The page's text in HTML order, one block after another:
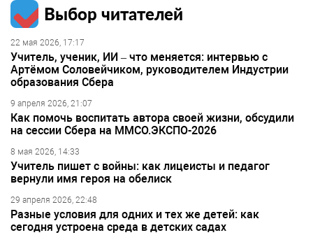
Выбор читателей
22 мая 2026, 17:17
Учитель, ученик, ИИ – что меняется: интервью с
Артёмом Соловейчиком, руководителем Индустрии
образования Сбера
9 апреля 2026, 21:07
Как помочь воспитать автора своей жизни, обсудили
на сессии Сбера на ММСО.ЭКСПО-2026
8 мая 2026, 14:33
Учитель пишет с войны: как лицеисты и педагог
вернули имя героя на обелиск
29 апреля 2026, 22:48
Разные условия для одних и тех же детей: как
сегодня устроена среда в детских садах